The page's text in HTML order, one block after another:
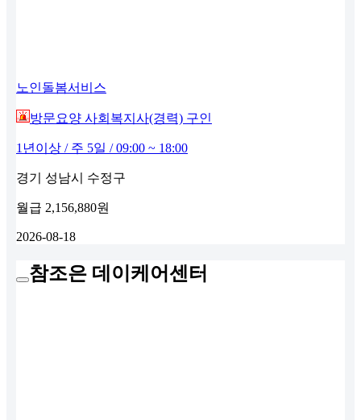
노인돌봄서비스
방문요양 사회복지사(경력) 구인
1년이상 / 주 5일 / 09:00 ~ 18:00
경기 성남시 수정구
월급 2,156,880원
2026-08-18
참조은 데이케어센터